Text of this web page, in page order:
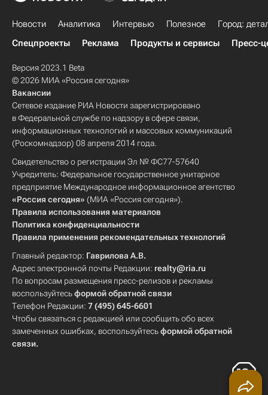
Новости Аналитика Интервью Полезное
Город:
Спецпроекты
Реклама Продукты и сервисы Пресс-
Версия 2023.1 Beta
© 2026 МИА «Россия сегодня»
Вакансии
Сетевое издание РИА Новости зарегистрировано
в Федеральной службе по надзору в сфере связи,
информационных технологий и массовых коммуникаций
(Роскомнадзор) 08 апреля 2014 года.
Свидетельство о регистрации Эл № ФС77-57640
Учредитель: Федеральное государственное унитарное
предприятие Международное информационное агентство
«Россия сегодня» (МИА «Россия сегодня»).
Правила использования материалов
Политика конфиденциальности
Правила применения рекомендательных технологий
Главный редактор: Гаврилова А.В.
Адрес электронной почты Редакции: realty@ria.ru
По вопросам размещения пресс-релизов и рекламы
воспользуйтесьформой обратной связи
Телефон Редакции: 7 (495) 645-6601
Чтобы связаться с редакцией или сообщить обо всех
замеченных ошибках, воспользуйтесьформой обратной
связи.